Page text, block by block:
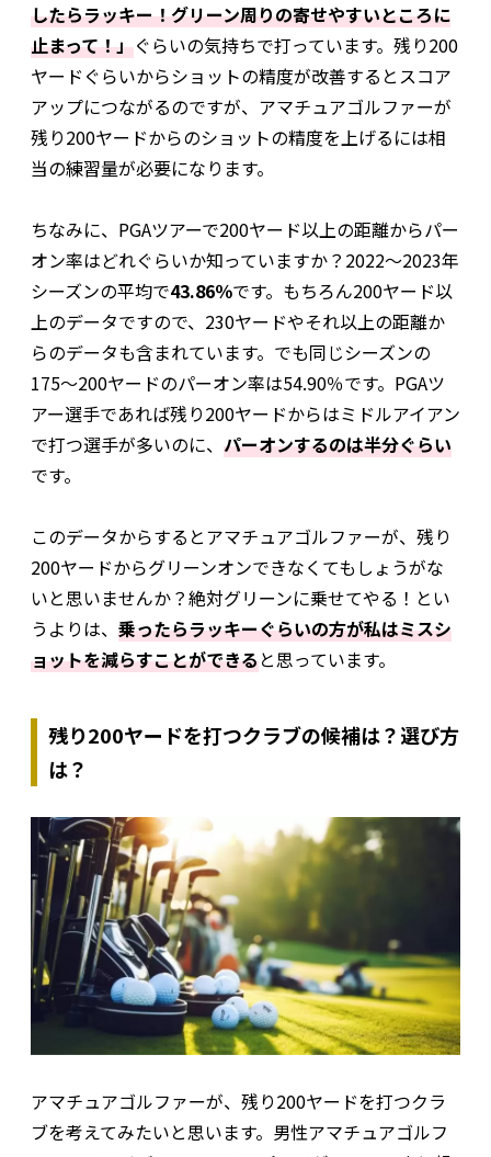
したらラッキー！グリーン周りの寄せやすいところに
止まって！」ぐらいの気持ちで打っています。残り200
ヤードぐらいからショットの精度が改善するとスコア
アップにつながるのですが、アマチュアゴルファーが
残り200ヤードからのショットの精度を上げるには相
当の練習量が必要になります。
ちなみに、PGAツアーで200ヤード以上の距離からパー
オン率はどれぐらいか知っていますか？2022〜2023年
シーズンの平均で43.86％です。もちろん200ヤード以
上のデータですので、230ヤードやそれ以上の距離か
らのデータも含まれています。でも同じシーズンの
175〜200ヤードのパーオン率は54.90％です。PGAツ
アー選手であれば残り200ヤードからはミドルアイアン
で打つ選手が多いのに、 パーオンするのは半分ぐらい
です。
このデータからするとアマチュアゴルファーが、残り
200ヤードからグリーンオンできなくてもしょうがな
いと思いませんか？絶対グリーンに乗せてやる！とい
うよりは、 乗ったらラッキーぐらいの方が私はミスシ
ョットを減らすことができると思っています。
残り200ヤードを打つクラブの候補は？選び方
は？
アマチュアゴルファーが、残り200ヤードを打つクラ
ブを考えてみたいと思います。男性アマチュアゴルフ